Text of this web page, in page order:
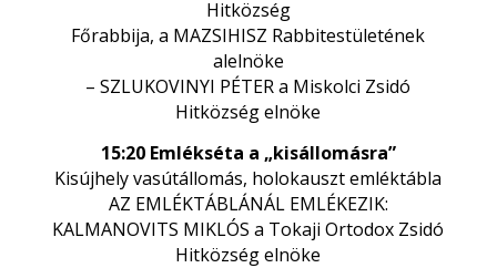
Hitközség
Főrabbija, a MAZSIHISZ Rabbitestületének
alelnöke
– SZLUKOVINYI PÉTER a Miskolci Zsidó
Hitközség elnöke
15:20 Emlékséta a „kisállomásra”
Kisújhely vasútállomás, holokauszt emléktábla
AZ EMLÉKTÁBLÁNÁL EMLÉKEZIK:
KALMANOVITS MIKLÓS a Tokaji Ortodox Zsidó
Hitközség elnöke